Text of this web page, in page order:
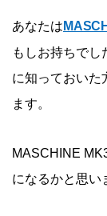
あなたは
もしお持ちでし
に知っておいた
ます。
MASCHINE
になるかと思い